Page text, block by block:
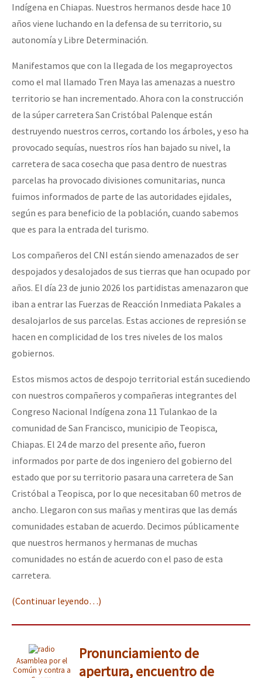
Indígena en Chiapas. Nuestros hermanos desde hace 10
años viene luchando en la defensa de su territorio, su
autonomía y Libre Determinación.
Manifestamos que con la llegada de los megaproyectos
como el mal llamado Tren Maya las amenazas a nuestro
territorio se han incrementado. Ahora con la construcción
de la súper carretera San Cristóbal Palenque están
destruyendo nuestros cerros, cortando los árboles, y eso ha
provocado sequías, nuestros ríos han bajado su nivel, la
carretera de saca cosecha que pasa dentro de nuestras
parcelas ha provocado divisiones comunitarias, nunca
fuimos informados de parte de las autoridades ejidales,
según es para beneficio de la población, cuando sabemos
que es para la entrada del turismo.
Los compañeros del CNI están siendo amenazados de ser
despojados y desalojados de sus tierras que han ocupado por
años. El día 23 de junio 2026 los partidistas amenazaron que
iban a entrar las Fuerzas de Reacción Inmediata Pakales a
desalojarlos de sus parcelas. Estas acciones de represión se
hacen en complicidad de los tres niveles de los malos
gobiernos.
Estos mismos actos de despojo territorial están sucediendo
con nuestros compañeros y compañeras integrantes del
Congreso Nacional Indígena zona 11 Tulankao de la
comunidad de San Francisco, municipio de Teopisca,
Chiapas. El 24 de marzo del presente año, fueron
informados por parte de dos ingeniero del gobierno del
estado que por su territorio pasara una carretera de San
Cristóbal a Teopisca, por lo que necesitaban 60 metros de
ancho. Llegaron con sus mañas y mentiras que las demás
comunidades estaban de acuerdo. Decimos públicamente
que nuestros hermanos y hermanas de muchas
comunidades no están de acuerdo con el paso de esta
carretera.
(Continuar leyendo…)
Asamblea por el
Común y contra a
Pronunciamiento de
apertura, encuentro de